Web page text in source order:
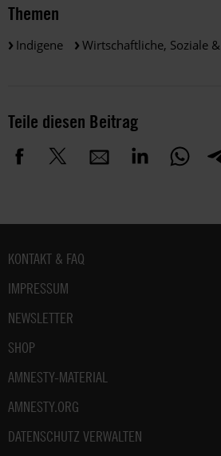
Themen
Indigene Wirtschaftliche, Soziale
Teile diesen Beitrag
Fußbereich
KONTAKT & FAQ
IMPRESSUM
NEWSLETTER
SHOP
AMNESTY-MATERIAL
AMNESTY.ORG
DATENSCHUTZ VERWALTEN